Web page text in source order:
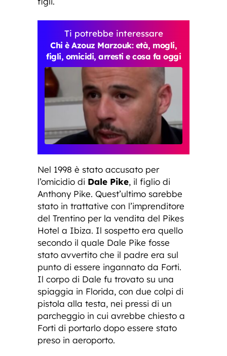
Ti potrebbe interessare
Chi è Azouz Marzouk: età, mogli,
figli, omicidi, arresti e cosa fa oggi
Nel 1998 è stato accusato per
l’omicidio di Dale Pike, il figlio di
Anthony Pike. Quest’ultimo sarebbe
stato in trattative con l’imprenditore
del Trentino per la vendita del Pikes
Hotel a Ibiza. Il sospetto era quello
secondo il quale Dale Pike fosse
stato avvertito che il padre era sul
punto di essere ingannato da Forti.
Il corpo di Dale fu trovato su una
spiaggia in Florida, con due colpi di
pistola alla testa, nei pressi di un
parcheggio in cui avrebbe chiesto a
Forti di portarlo dopo essere stato
preso in aeroporto.